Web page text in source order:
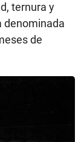
ternura y
denominada
de